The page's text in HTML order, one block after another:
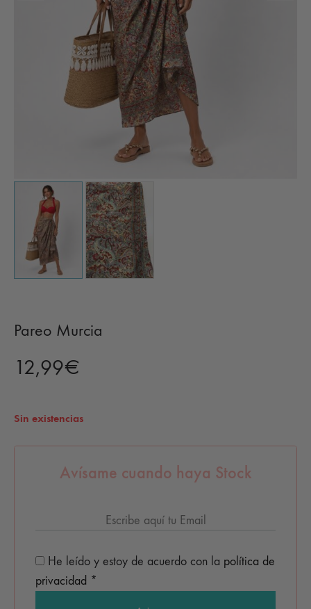
Pareo Murcia
12,99€
Sin existencias
Avísame cuando haya Stock
He leído y estoy de acuerdo con la política de
privacidad *